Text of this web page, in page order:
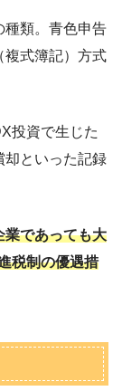
種類。青色申告
複式簿記）方式
投資で生じた
却といった記録
業であっても大
税制の優遇措